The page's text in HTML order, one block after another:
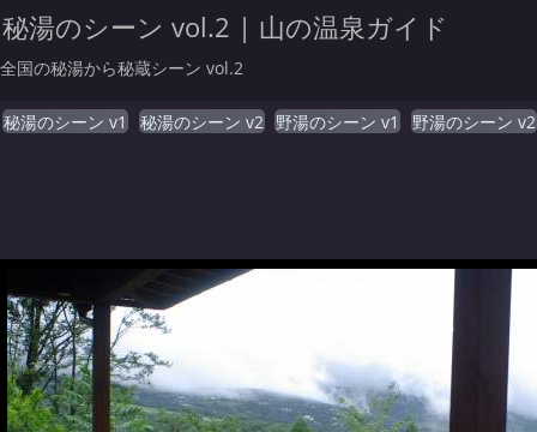
秘湯のシーン vol.2 | 山の温泉ガイド
全国の秘湯から秘蔵シーン vol.2
秘湯のシーン v1 秘湯のシーン v2 野湯のシーン v1 野湯のシーン v2